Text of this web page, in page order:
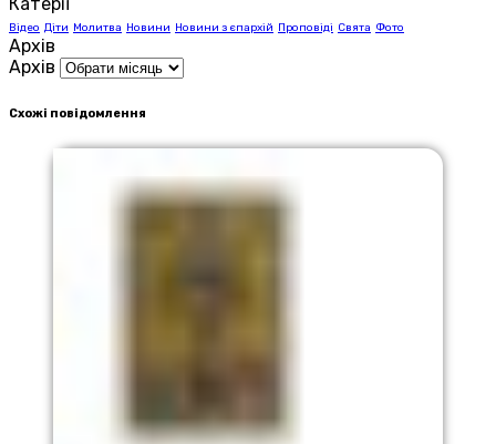
Відео Діти Молитва Новини Новини з єпархій Проповіді Свята Фото
Архів
Архів
Схожі повідомлення